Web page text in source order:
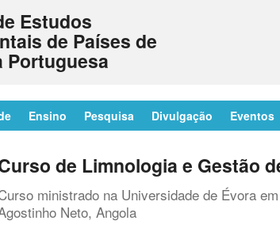
Estudos
de Países de
Portuguesa
Ensino Pesquisa Divulgação Eventos
de Limnologia e Gestão
ministrado na Universidade de Évora
Neto, Angola